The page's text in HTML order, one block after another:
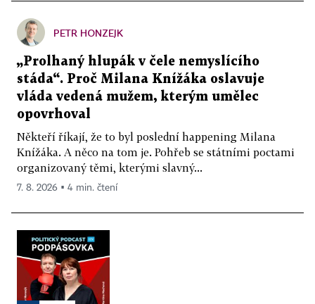
PETR HONZEJK
„Prolhaný hlupák v čele nemyslícího
stáda“. Proč Milana Knížáka oslavuje
vláda vedená mužem, kterým umělec
opovrhoval
Někteří říkají, že to byl poslední happening Milana
Knížáka. A něco na tom je. Pohřeb se státními poctami
organizovaný těmi, kterými slavný...
7. 8. 2026 ▪ 4 min. čtení